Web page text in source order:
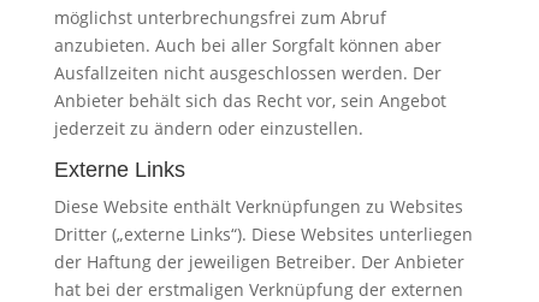
möglichst unterbrechungsfrei zum Abruf
anzubieten. Auch bei aller Sorgfalt können aber
Ausfallzeiten nicht ausgeschlossen werden. Der
Anbieter behält sich das Recht vor, sein Angebot
jederzeit zu ändern oder einzustellen.
Externe Links
Diese Website enthält Verknüpfungen zu Websites
Dritter („externe Links“). Diese Websites unterliegen
der Haftung der jeweiligen Betreiber. Der Anbieter
hat bei der erstmaligen Verknüpfung der externen